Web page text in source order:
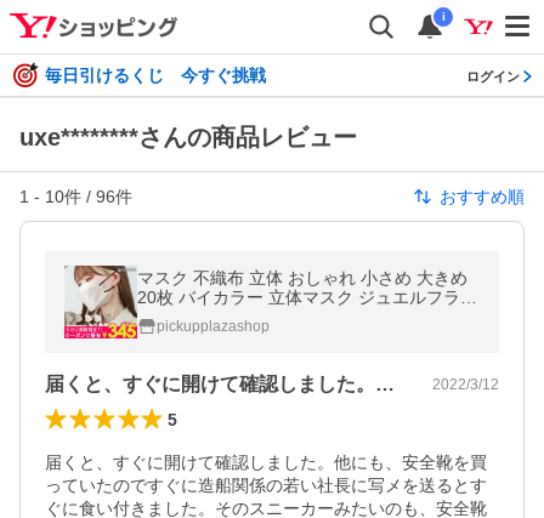
i
毎日引けるくじ 今すぐ挑戦 ログイン
uxe********さんの商品レビュー
1 - 10件 / 96件 おすすめ順
マスク 不織布 立体 おしゃれ 小さめ 大きめ
20枚 バイカラー 立体マスク ジュエルフラッ
プマスク 両面カラー 3サイズ 大人 こども
pickupplazashop
届くと、すぐに開けて確認しました。他に… 2022/3/12
5
届くと、すぐに開けて確認しました。他にも、安全靴を買
っていたのですぐに造船関係の若い社長に写メを送るとす
ぐに食い付きました。そのスニーカーみたいのも、安全靴